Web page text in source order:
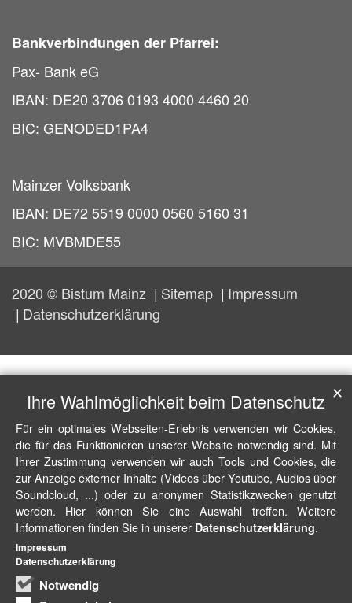
Bankverbindungen der Pfarrei:
Pax- Bank eG
IBAN: DE20 3706 0193 4000 4460 20
BIC: GENODED1PA4
Mainzer Volksbank
IBAN: DE72 5519 0000 0560 5160 31
BIC: MVBMDE55
2020 © Bistum Mainz Sitemap
Impressum
Datenschutzerklärung
Ihre Wahlmöglichkeit beim Datenschutz
Für ein optimales Webseiten-Erlebnis verwenden wir Cookies,
die für das Funktionieren unserer Website notwendig sind. Mit
Ihrer Zustimmung verwenden wir auch Tools und Cookies, die
zur Anzeige externer Inhalte (Videos über Youtube, Audios über
Soundcloud, ...) oder zu anonymen Statistikzwecken genutzt
werden. Hier können Sie eine Auswahl treffen. Weitere
Informationen finden Sie in unserer Datenschutzerklärung.
Notwendig
✕
Impressum
Datenschutzerklärung